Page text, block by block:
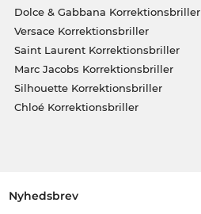
Dolce & Gabbana Korrektionsbriller
Versace Korrektionsbriller
Saint Laurent Korrektionsbriller
Marc Jacobs Korrektionsbriller
Silhouette Korrektionsbriller
Chloé Korrektionsbriller
Nyhedsbrev